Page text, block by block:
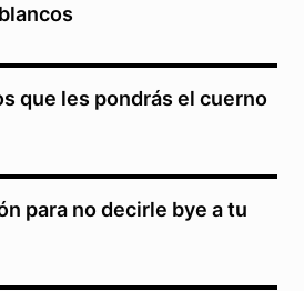
que les pondrás el cuerno
para no decirle bye a tu